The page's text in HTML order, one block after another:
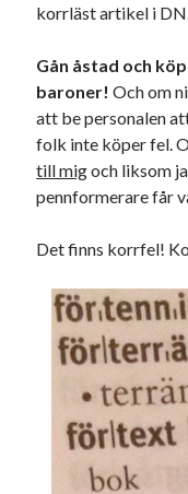
korrläst artikel i
Gån åstad och
baroner! Och om
att be personalen
folk inte köper fel.
till migoch liksom
pennformerare får
Det finns korrfel!